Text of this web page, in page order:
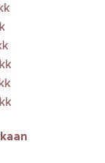
kk